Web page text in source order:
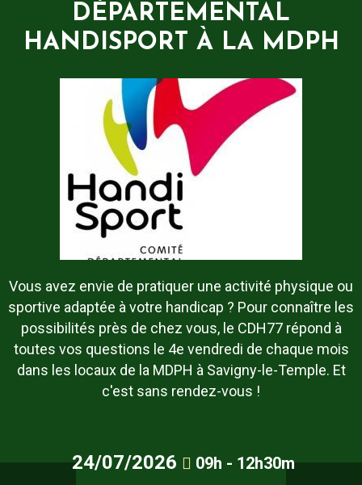
DÉPARTEMENTAL
HANDISPORT À LA MDPH
Vous avez envie de pratiquer une activité physique ou
sportive adaptée à votre handicap ? Pour connaître les
possibilités près de chez vous, le CDH77 répond à
toutes vos questions le 4e vendredi de chaque mois
dans les locaux de la MDPH à Savigny-le-Temple. Et
c'est sans rendez-vous !
24/07/2026 09h - 12h30m